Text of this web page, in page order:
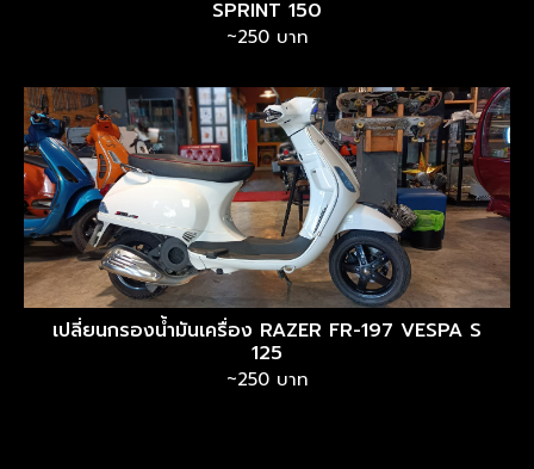
SPRINT 150
~250 บาท
เปลี่ยนกรองน้ำมันเครื่อง RAZER FR-197 VESPA S
125
~250 บาท